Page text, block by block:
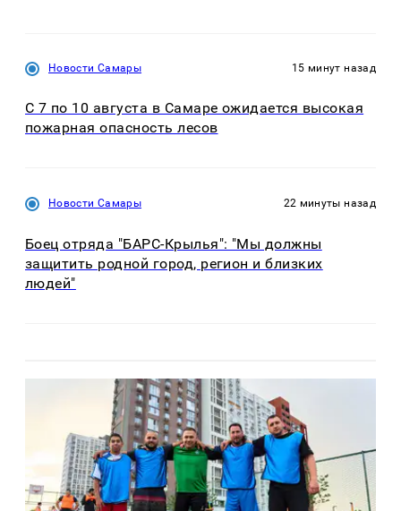
Новости Самары 15 минут назад
С 7 по 10 августа в Самаре ожидается высокая
пожарная опасность лесов
Новости Самары 22 минуты назад
Боец отряда "БАРС-Крылья": "Мы должны
защитить родной город, регион и близких
людей"